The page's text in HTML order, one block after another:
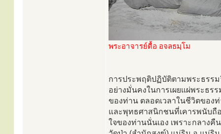
พระอาจารย์ตื้อ อจลธมฺโม
การประพฤติปฏิบัติตามพระธรร
อย่างมั่นคงในการเผยแผ่พระธ
ของท่าน ตลอดเวลาในชีวิตของ
และพุทธศาสนิกชนที่เคารพนับถื
ใจของท่านนั่นเอง เพราะกลางคื